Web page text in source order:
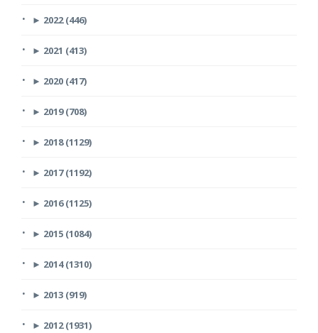
► 2022 (446)
► 2021 (413)
► 2020 (417)
► 2019 (708)
► 2018 (1129)
► 2017 (1192)
► 2016 (1125)
► 2015 (1084)
► 2014 (1310)
► 2013 (919)
► 2012 (1931)